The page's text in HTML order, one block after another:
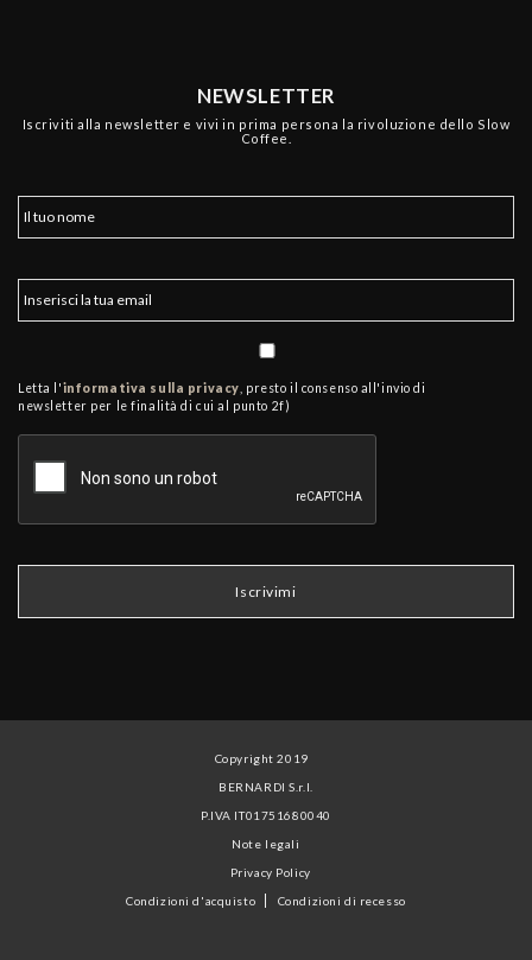
NEWSLETTER
Iscriviti alla newsletter e vivi in prima persona la rivoluzione dello Slow
Coffee.
Letta l'informativa sulla privacy , presto il consenso all'invio di
newsletter per le finalità di cui al punto 2f)
Copyright 2019
BERNARDI S.r.l.
P.IVA IT01751680040
Note legali
Privacy Policy
Condizioni d'acquisto
Condizioni di recesso